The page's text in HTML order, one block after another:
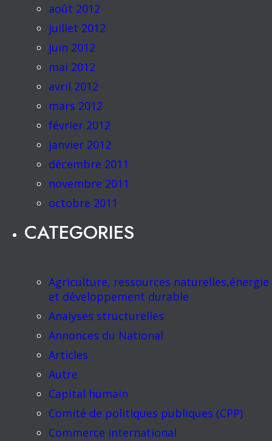
août 2012
juillet 2012
juin 2012
mai 2012
avril 2012
mars 2012
février 2012
janvier 2012
décembre 2011
novembre 2011
octobre 2011
CATEGORIES
Agriculture, ressources naturelles,énergie
et développement durable
Analyses structurelles
Annonces du National
Articles
Autre
Capital humain
Comité de politiques publiques (CPP)
Commerce international